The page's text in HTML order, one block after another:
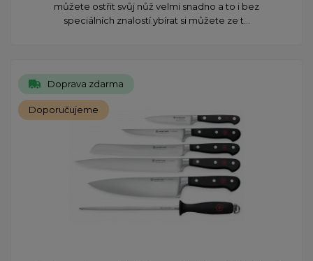
můžete ostřit svůj nůž velmi snadno a to i bez
speciálních znalostí.ybírat si můžete ze t...
Doprava zdarma
Doporučujeme